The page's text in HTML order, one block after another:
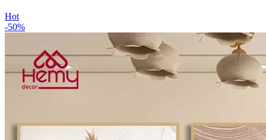
Hot
-50%